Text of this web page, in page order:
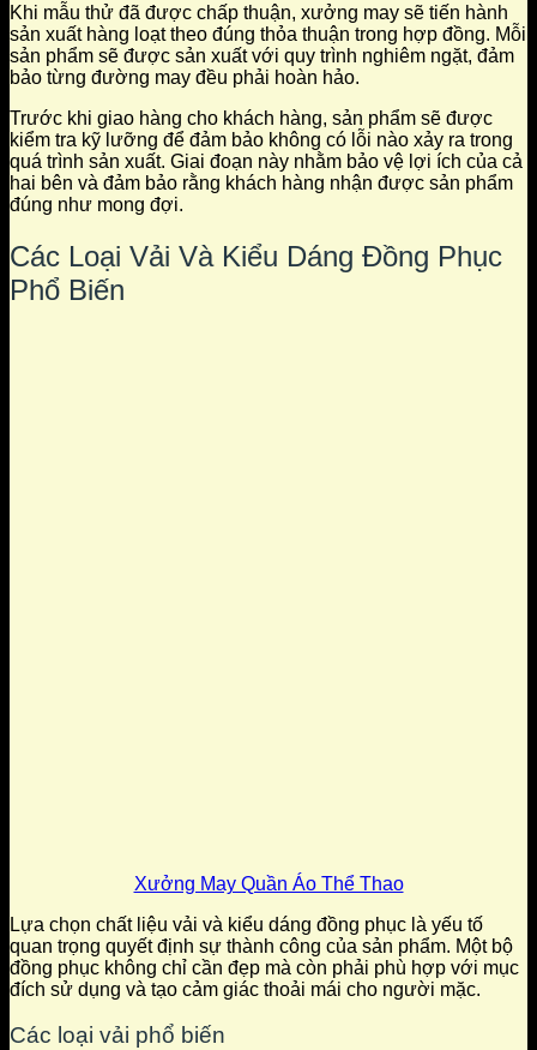
Khi mẫu thử đã được chấp thuận, xưởng may sẽ tiến hành
sản xuất hàng loạt theo đúng thỏa thuận trong hợp đồng. Mỗi
sản phẩm sẽ được sản xuất với quy trình nghiêm ngặt, đảm
bảo từng đường may đều phải hoàn hảo.
Trước khi giao hàng cho khách hàng, sản phẩm sẽ được
kiểm tra kỹ lưỡng để đảm bảo không có lỗi nào xảy ra trong
quá trình sản xuất. Giai đoạn này nhằm bảo vệ lợi ích của cả
hai bên và đảm bảo rằng khách hàng nhận được sản phẩm
đúng như mong đợi.
Các Loại Vải Và Kiểu Dáng Đồng Phục
Phổ Biến
Xưởng May Quần Áo Thể Thao
Lựa chọn chất liệu vải và kiểu dáng đồng phục là yếu tố
quan trọng quyết định sự thành công của sản phẩm. Một bộ
đồng phục không chỉ cần đẹp mà còn phải phù hợp với mục
đích sử dụng và tạo cảm giác thoải mái cho người mặc.
Các loại vải phổ biến